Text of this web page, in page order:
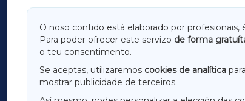
O noso contido está elaborado por
Para poder ofrecer este servizo de forma
o teu consentimento.
Se aceptas, utilizaremos cookies de analítica
mostrar publicidade de terceiros.
GALICIAXA
AMARIÑAXA
OURENSEXA